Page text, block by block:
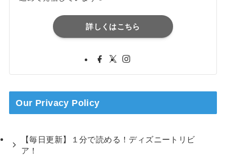
詳しくはこちら
Our Privacy Policy
【毎日更新】１分で読める！ディズニートリビ
ア！